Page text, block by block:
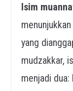
Isim
yang
mudzakkar,
menjadi dua: